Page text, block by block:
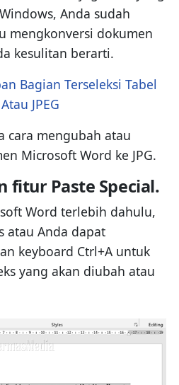
Anda sudah
mengkonversi dokumen
kesulitan berarti.
Bagian Terseleksi Tabel
JPEG
cara mengubah atau
Microsoft Word ke JPG.
fitur Paste Special.
Word terlebih dahulu,
atau Anda dapat
keyboard Ctrl+A untuk
yang akan diubah atau